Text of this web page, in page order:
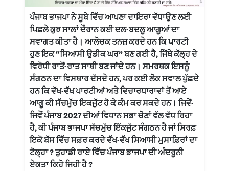
ਪੰਜਾਬ ਭਾਜਪਾ ਨੇ ਸੂਬੇ ਵਿੱਚ ਆਪਣਾ ਦਾਇਰਾ ਵੱਧਾਉਣ ਲਈ
ਪਿਛਲੇ ਕੁਝ ਸਾਲਾਂ ਦੌਰਾਨ ਕਈ ਦਲ-ਬਦਲੂ ਆਗੂਆਂ ਦਾ
ਸਵਾਗਤ ਕੀਤਾ ਹੈ। ਆਲੋਚਕ ਤਨਜ਼ ਕਰਦੇ ਹਨ ਕਿ ਪਾਰਟੀ
ਹੁਣ ਇਕ “ਸਿਆਸੀ ਉਡੀਕ ਘਰ” ਬਣ ਗਈ ਹੈ, ਜਿੱਥੇ ਕੱਲ੍ਹ ਦੇ
ਵਿਰੋਧੀ ਰਾਤੋਂ-ਰਾਤ ਸਾਥੀ ਬਣ ਜਾਂਦੇ ਹਨ। ਸਮਰਥਕ ਇਸਨੂੰ
ਸੰਗਠਨ ਦਾ ਵਿਸਥਾਰ ਦੱਸਦੇ ਹਨ, ਪਰ ਕਈ ਲੋਕ ਸਵਾਲ ਪੁੱਛਦੇ
ਹਨ ਕਿ ਵੱਖ-ਵੱਖ ਪਾਰਟੀਆਂ ਅਤੇ ਵਿਚਾਰਧਾਰਾਵਾਂ ਤੋਂ ਆਏ
ਆਗੂ ਕੀ ਸੱਚਮੁੱਚ ਇਕਜੁੱਟ ਹੋ ਕੇ ਕੰਮ ਕਰ ਸਕਦੇ ਹਨ। ਜਿਵੇਂ-
ਜਿਵੇਂ ਪੰਜਾਬ 2027 ਦੀਆਂ ਵਿਧਾਨ ਸਭਾ ਚੋਣਾਂ ਵੱਲ ਵੱਧ ਰਿਹਾ
ਹੈ, ਕੀ ਪੰਜਾਬ ਭਾਜਪਾ ਸੱਚਮੁੱਚ ਇੱਕਜੁੱਟ ਸੰਗਠਨ ਹੈ ਜਾਂ ਸਿਰਫ਼
ਇਕੋ ਬੱਸ ਵਿੱਚ ਸਫ਼ਰ ਕਰਦੇ ਵੱਖ-ਵੱਖ ਸਿਆਸੀ ਮੁਸਾਫ਼ਿਰਾਂ ਦਾ
ਟੋਲ੍ਹਾ ? ਤੁਹਾਡੀ ਰਾਏ ਵਿੱਚ ਪੰਜਾਬ ਭਾਜਪਾ ਦੀ ਅੰਦਰੂਨੀ
ਏਕਤਾ ਕਿਹੋ ਜਿਹੀ ਹੈ ?